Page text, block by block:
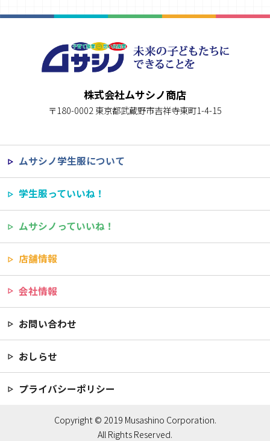
株式会社ムサシノ商店
〒180-0002 東京都武蔵野市吉祥寺東町1-4-15
ムサシノ学生服について
学生服っていいね！
ムサシノっていいね！
店舗情報
会社情報
お問い合わせ
おしらせ
プライバシーポリシー
Copyright © 2019 Musashino Corporation.
All Rights Reserved.